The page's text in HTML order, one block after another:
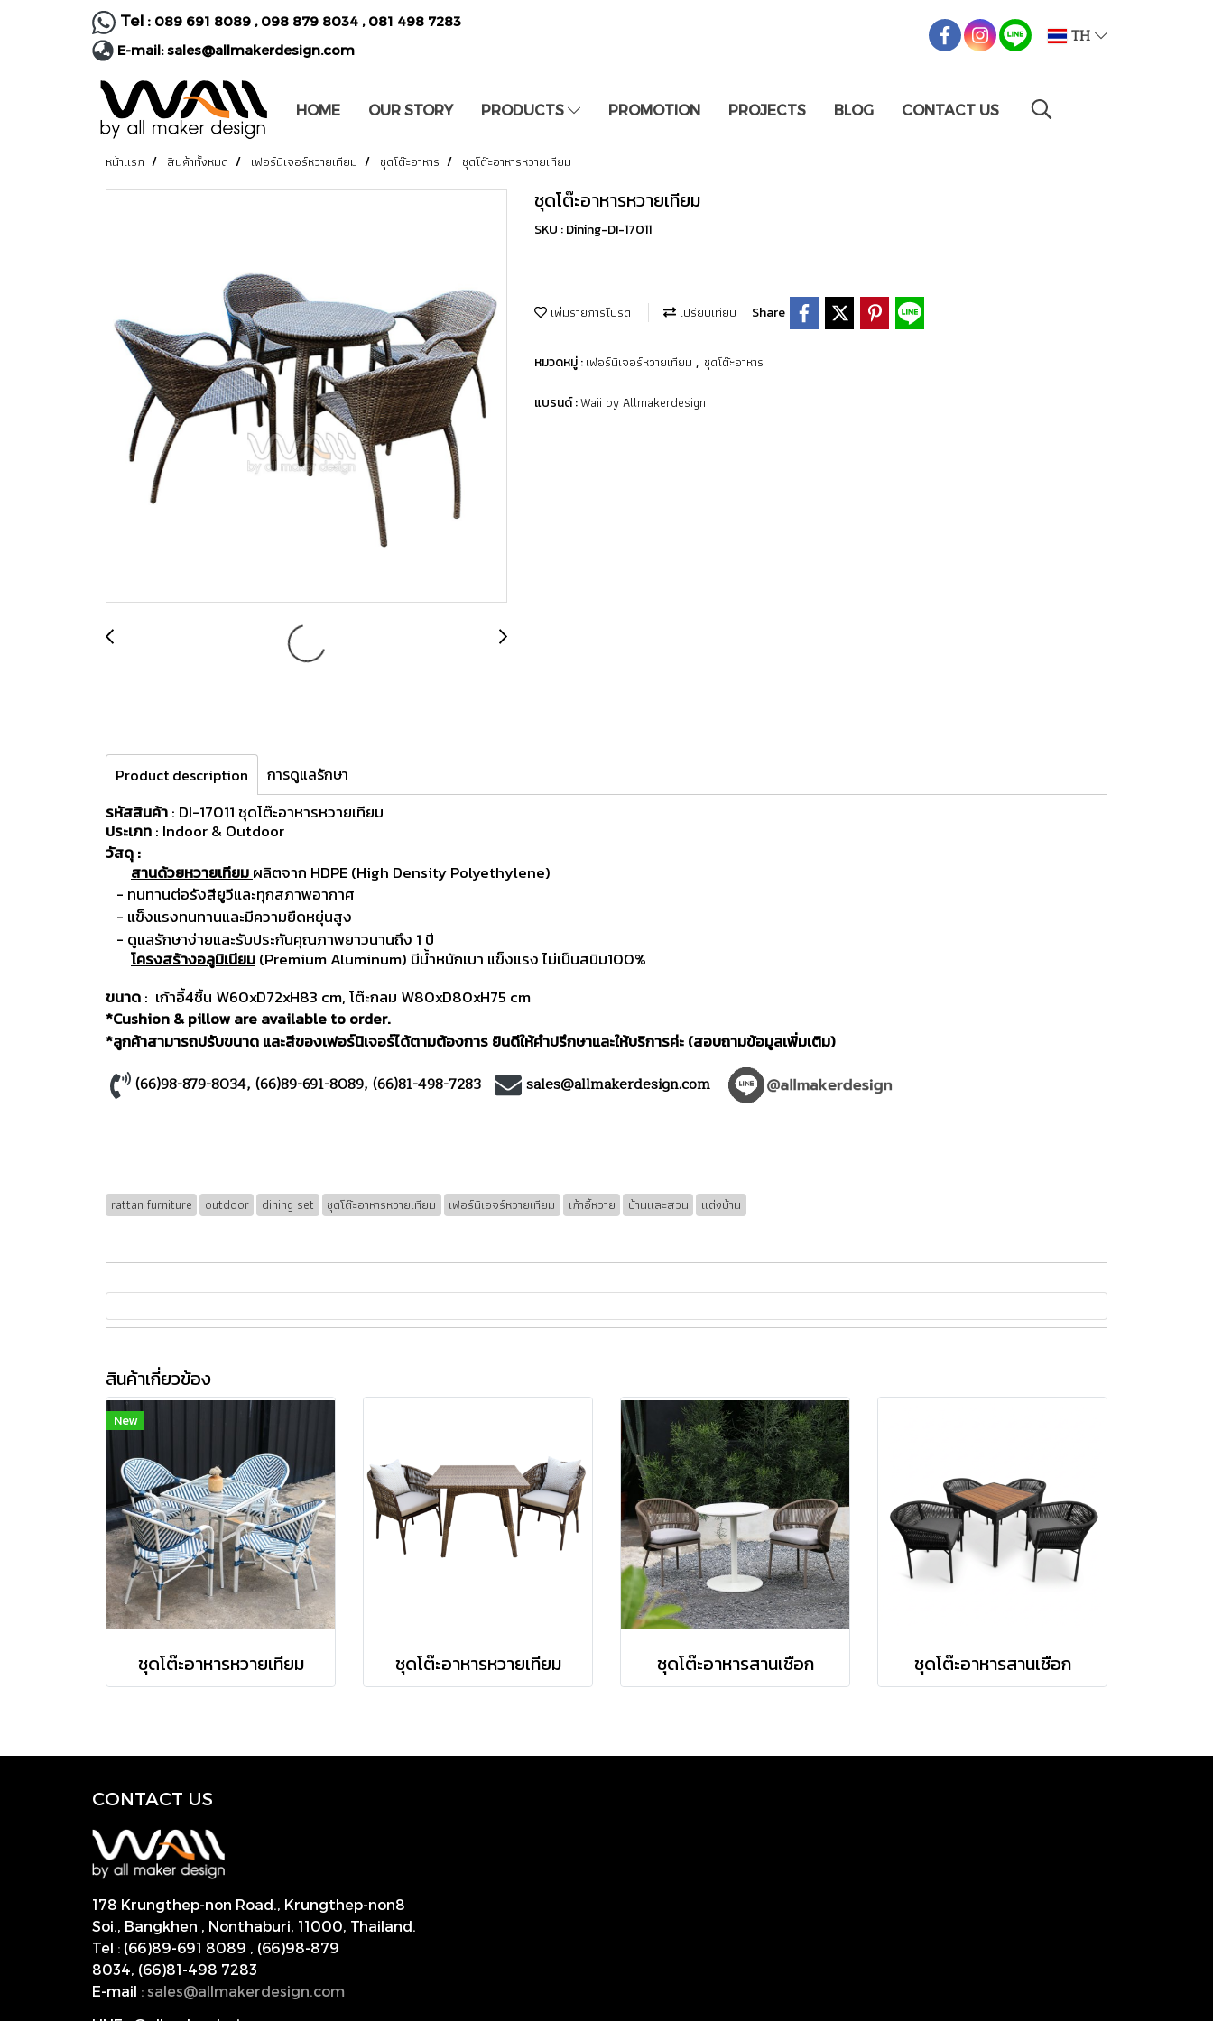
Tel : 089 691 8089 , 098 879 8034 , 081 498 7283
E-mail:sales@allmakerdesign.com
TH
HOME OUR STORY PRODUCTS PROMOTION PROJECTS BLOG CONTACT US
หน้าแรก สินค้าทั้งหมด เฟอร์นิเจอร์หวายเทียม ชุดโต๊ะอาหาร ชุดโต๊ะอาหารหวายเทียม
ชุดโต๊ะอาหารหวายเทียม
SKU : Dining-DI-17011
เพิ่มรายการโปรด เปรียบเทียบ Share
หมวดหมู่ :เฟอร์นิเจอร์หวายเทียม , ชุดโต๊ะอาหาร
แบรนด์ :Waii by Allmakerdesign
Product description การดูแลรักษา
รหัสสินค้า: DI-17011 ชุดโต๊ะอาหารหวายเทียม
ประเภท: Indoor & Outdoor
วัสดุ :
สานด้วยหวายเทียมผลิตจาก HDPE (High Density Polyethylene)
- ทนทานต่อรังสียูวีและทุกสภาพอากาศ
- แข็งแรงทนทานและมีความยืดหยุ่นสูง
- ดูแลรักษาง่ายและรับประกันคุณภาพยาวนานถึง 1 ปี
โครงสร้างอลูมิเนียม(Premium Aluminum) มีน้ำหนักเบา แข็งแรง ไม่เป็นสนิม100%
ขนาด: เก้าอี้4ชิ้น W60xD72xH83 cm, โต๊ะกลม W80xD80xH75 cm
*Cushion & pillow are available to order.
*ลูกค้าสามารถปรับขนาด และสีของเฟอร์นิเจอร์ได้ตามต้องการ ยินดีให้คำปรึกษาและให้บริการค่ะ (สอบถามข้อมูลเพิ่มเติม)
(66)98-879-8034, (66)89-691-8089, (66)81-498-7283 sales@allmakerdesign.com
rattan furniture outdoor dining set ชุดโต๊ะอาหารหวายเทียม เฟอร์นิเอจร์หวายเทียม เก้าอี้หวาย บ้านและสวน แต่งบ้าน
สินค้าเกี่ยวข้อง
New
ชุดโต๊ะอาหารหวายเทียม ชุดโต๊ะอาหารหวายเทียม ชุดโต๊ะอาหารสานเชือก ชุดโต๊ะอาหารสานเชือก
CONTACT US
178 Krungthep-non Road., Krungthep-non8
Soi., Bangkhen , Nonthaburi, 11000, Thailand.
Tel : (66)89-691 8089 , (66)98-879
8034, (66)81-498 7283
E-mail : sales@allmakerdesign.com